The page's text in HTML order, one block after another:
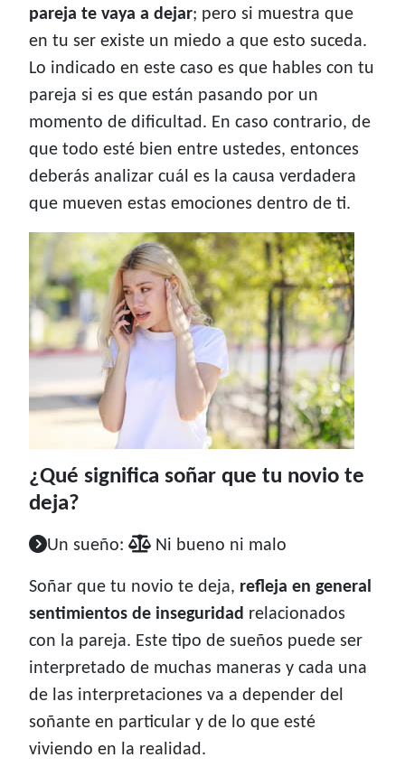
pareja te vaya a dejar; pero si muestra que
en tu ser existe un miedo a que esto suceda.
Lo indicado en este caso es que hables con tu
pareja si es que están pasando por un
momento de dificultad. En caso contrario, de
que todo esté bien entre ustedes, entonces
deberás analizar cuál es la causa verdadera
que mueven estas emociones dentro de ti.
¿Qué significa soñar que tu novio te
deja?
Un sueño: Ni bueno ni malo
Soñar que tu novio te deja, refleja en general
sentimientos de inseguridad relacionados
con la pareja. Este tipo de sueños puede ser
interpretado de muchas maneras y cada una
de las interpretaciones va a depender del
soñante en particular y de lo que esté
viviendo en la realidad.